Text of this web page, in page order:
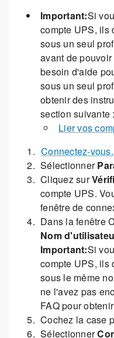
Important:Si
compte UPS, ils
sous un seul
avant de
besoin d'aide
sous un seul
obtenir des
section suivante :
Lier vos
Connectez-vous.
Sélectionner
Cliquez sur
compte UPS.
fenêtre de
Dans la fenêtre
Nom
Important:Si
compte UPS, ils
sous le même
ne l'avez pas
FAQ pour
Cochez la case
Sélectionner